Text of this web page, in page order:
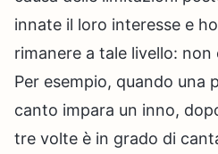
innate il loro interesse e
rimanere a tale livello:
Per esempio, quando una
canto impara un inno,
tre volte è in grado di